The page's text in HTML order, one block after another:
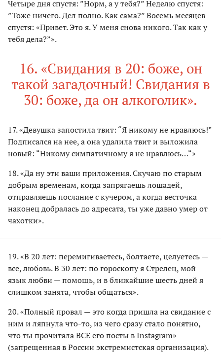
Четыре дня спустя: ”Норм, а у тебя?” Неделю спустя:
”Тоже ничего. Дел полно. Как сама?” Восемь месяцев
спустя: «Привет. Это я. У меня снова никого. Так как у
тебя дела?”».
16. «Свидания в 20: боже, он
такой загадочный! Свидания в
30: боже, да он алкоголик».
17. «Девушка запостила твит: “Я никому не нравлюсь!”
Подписался на нее, а она удалила твит и выложила
новый: “Никому симпатичному я не нравлюсь…“»
18. «Да ну эти ваши приложения. Скучаю по старым
добрым временам, когда запрягаешь лошадей,
отправляешь послание с кучером, а когда весточка
наконец добралась до адресата, ты уже давно умер от
чахотки».
19. «В 20 лет: перемигиваетесь, болтаете, целуетесь —
все, любовь. В 30 лет: по гороскопу я Стрелец, мой
язык любви — помощь, и в ближайшие шесть дней я
слишком занята, чтобы общаться».
20. «Полный провал — это когда пришла на свидание с
ним и ляпнула что-то, из чего сразу стало понятно,
что ты прочитала ВСЕ его посты в Instagram»
(запрещенная в России экстремистская организация).